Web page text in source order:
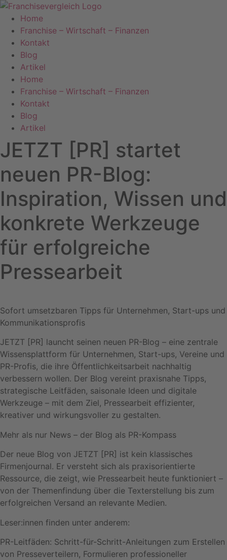
Zum
Inhalt
springen
Home
Franchise – Wirtschaft – Finanzen
Kontakt
Blog
Artikel
Home
Franchise – Wirtschaft – Finanzen
Kontakt
Blog
Artikel
JETZT [PR] startet
neuen PR-Blog:
Inspiration, Wissen und
konkrete Werkzeuge
für erfolgreiche
Pressearbeit
Sofort umsetzbaren Tipps für Unternehmen, Start-ups und
Kommunikationsprofis
JETZT [PR] launcht seinen neuen PR-Blog – eine zentrale
Wissensplattform für Unternehmen, Start-ups, Vereine und
PR-Profis, die ihre Öffentlichkeitsarbeit nachhaltig
verbessern wollen. Der Blog vereint praxisnahe Tipps,
strategische Leitfäden, saisonale Ideen und digitale
Werkzeuge – mit dem Ziel, Pressearbeit effizienter,
kreativer und wirkungsvoller zu gestalten.
Mehr als nur News – der Blog als PR-Kompass
Der neue Blog von JETZT [PR] ist kein klassisches
Firmenjournal. Er versteht sich als praxisorientierte
Ressource, die zeigt, wie Pressearbeit heute funktioniert –
von der Themenfindung über die Texterstellung bis zum
erfolgreichen Versand an relevante Medien.
Leser:innen finden unter anderem:
PR-Leitfäden: Schritt-für-Schritt-Anleitungen zum Erstellen
von Presseverteilern, Formulieren professioneller